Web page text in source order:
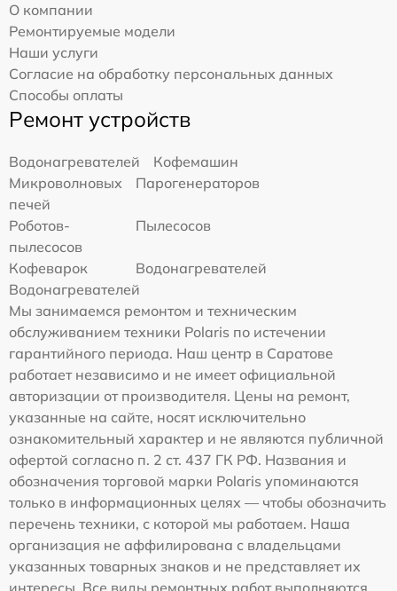
О компании
Ремонтируемые модели
Наши услуги
Согласие на обработку персональных данных
Способы оплаты
Ремонт устройств
Водонагревателей
Кофемашин
Микроволновых
печей
Парогенераторов
Роботов-
пылесосов
Пылесосов
Кофеварок
Водонагревателей
Водонагревателей
Мы занимаемся ремонтом и техническим
обслуживанием техники Polaris по истечении
гарантийного периода. Наш центр в Саратове
работает независимо и не имеет официальной
авторизации от производителя. Цены на ремонт,
указанные на сайте, носят исключительно
ознакомительный характер и не являются публичной
офертой согласно п. 2 ст. 437 ГК РФ. Названия и
обозначения торговой марки Polaris упоминаются
только в информационных целях — чтобы обозначить
перечень техники, с которой мы работаем. Наша
организация не аффилирована с владельцами
указанных товарных знаков и не представляет их
интересы. Все виды ремонтных работ выполняются